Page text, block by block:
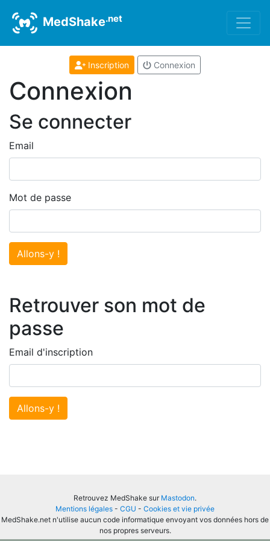
MedShake.net
Inscription Connexion
Connexion
Se connecter
Email
Mot de passe
Allons-y !
Retrouver son mot de
passe
Email d'inscription
Allons-y !
Retrouvez MedShake sur Mastodon.
Mentions légales - CGU - Cookies et vie privée
MedShake.net n'utilise aucun code informatique envoyant vos données hors de
nos propres serveurs.